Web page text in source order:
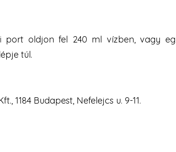
port oldjon fel 240 ml vízben, vagy
túl.
1184 Budapest, Nefelejcs u. 9-11.